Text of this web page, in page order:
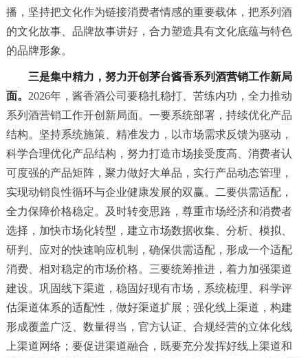
播，坚持把文化作为链接消费者情感的重要载体，把系列酒
的文化故事、品牌故事讲好，合力塑造具有文化底蕴与特色
的品牌形象。
三是集中精力，努力开创茅台酱香系列酒营销工作新局
面。 2026年，酱香酒公司要稳扎稳打、苦练内功，全力推动
系列酒营销工作开创新局面。一要系统部署，持续优化产品
结构。坚持系统施策、精准发力，以市场需求反馈为驱动，
科学合理优化产品结构，努力打造市场接受度高、消费者认
可度强的产品矩阵，聚力做好大单品，实行产品动态管理，
实现动销良性循环与企业健康发展的双赢。二要供需适配，
全力保障价格稳定。及时转变思路，尊重市场经济和消费者
选择，加快市场化转型，建立市场数据收集、分析、模拟、
研判、应对的快速响应机制，确保供需适配，形成一个适配
消费、相对稳定的市场价格。三要统筹推进，着力加强渠道
建设。巩固线下渠道，稳固好现有市场，系统梳理、科学评
估渠道体系的适配性，做好渠道扩展；强化线上渠道，构建
形成覆盖广泛、数量得当，官方认证、合规经营的立体化线
上渠道网络；要促进渠道融合，既要充分发挥好线上渠道和